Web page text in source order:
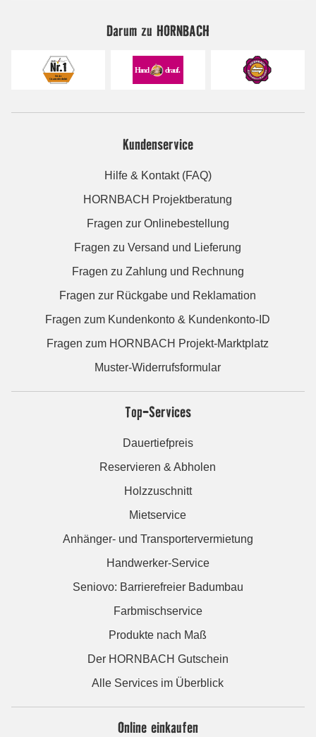
Darum zu HORNBACH
Kundenservice
Hilfe & Kontakt (FAQ)
HORNBACH Projektberatung
Fragen zur Onlinebestellung
Fragen zu Versand und Lieferung
Fragen zu Zahlung und Rechnung
Fragen zur Rückgabe und Reklamation
Fragen zum Kundenkonto & Kundenkonto-ID
Fragen zum HORNBACH Projekt-Marktplatz
Muster-Widerrufsformular
Top-Services
Dauertiefpreis
Reservieren & Abholen
Holzzuschnitt
Mietservice
Anhänger- und Transportervermietung
Handwerker-Service
Seniovo: Barrierefreier Badumbau
Farbmischservice
Produkte nach Maß
Der HORNBACH Gutschein
Alle Services im Überblick
Online einkaufen